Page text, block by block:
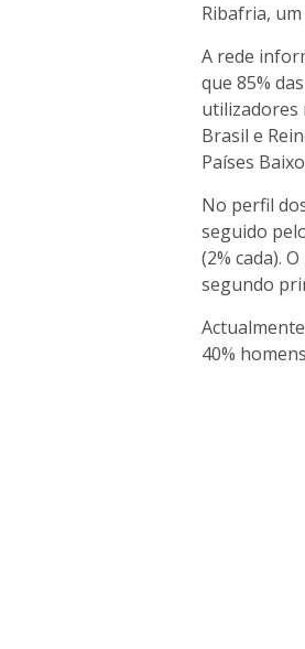
Ribafria,
A rede
que 85%
utilizadores
Brasil e
Países
No perfil
seguido
(2% cada).
segundo
40%